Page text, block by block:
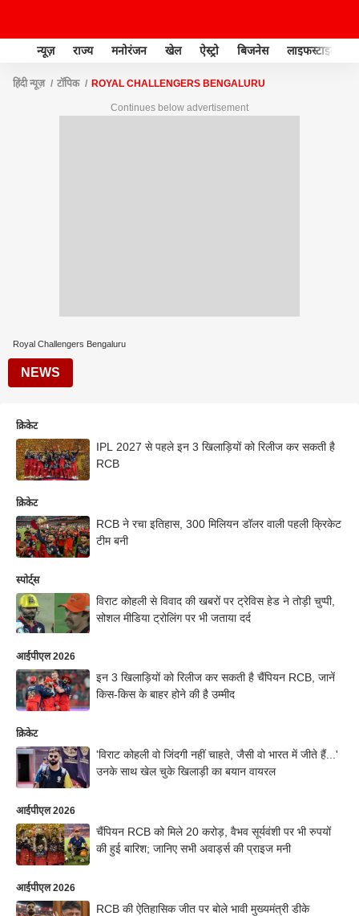
न्यूज़ राज्य मनोरंजन खेल ऐस्ट्रो बिजनेस लाइफस्टाइल
हिंदी न्यूज़ टॉपिक ROYAL CHALLENGERS BENGALURU
Continues below advertisement
Royal Challengers Bengaluru
NEWS
क्रिकेट
IPL 2027 से पहले इन 3 खिलाड़ियों को रिलीज कर सकती है
RCB
क्रिकेट
RCB ने रचा इतिहास, 300 मिलियन डॉलर वाली पहली क्रिकेट
टीम बनी
स्पोर्ट्स
विराट कोहली से विवाद की खबरों पर ट्रेविस हेड ने तोड़ी चुप्पी,
सोशल मीडिया ट्रोलिंग पर भी जताया दर्द
आईपीएल 2026
इन 3 खिलाड़ियों को रिलीज कर सकती है चैंपियन RCB, जानें
किस-किस के बाहर होने की है उम्मीद
क्रिकेट
'विराट कोहली वो जिंदगी नहीं चाहते, जैसी वो भारत में जीते हैं...'
उनके साथ खेल चुके खिलाड़ी का बयान वायरल
आईपीएल 2026
चैंपियन RCB को मिले 20 करोड़, वैभव सूर्यवंशी पर भी रुपयों
की हुई बारिश; जानिए सभी अवार्ड्स की प्राइज मनी
आईपीएल 2026
RCB की ऐतिहासिक जीत पर बोले भावी मुख्यमंत्री डीके